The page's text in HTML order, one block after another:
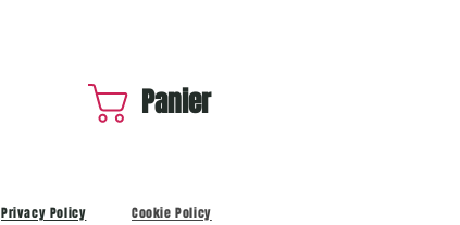
Panier
Privacy Policy Cookie Policy